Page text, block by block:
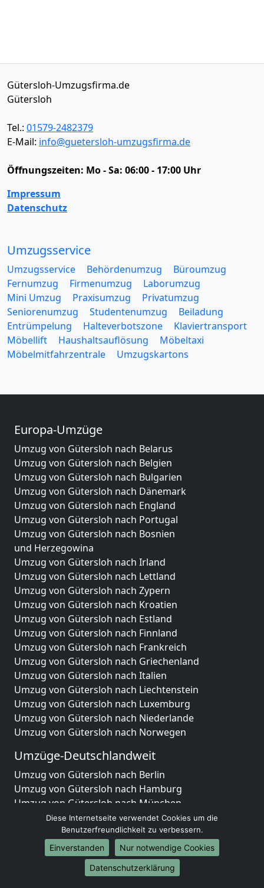
Gütersloh-Umzugsfirma.de
Gütersloh
Tel.: 01579-2482379
E-Mail: info@guetersloh-umzugsfirma.de
Öffnungszeiten: Mo - Sa: 06:00 - 17:00 Uhr
Impressum
Datenschutz
Umzugsservice
Umzugsservice Behördenumzug
Büroumzug
Fernumzug
Firmenumzug
Laborumzug
Mini Umzug
Praxisumzug
Privatumzug
Seniorenumzug
Studentenumzug
Beiladung
Entrümpelung
Halteverbotszone
Klaviertransport
Möbellift
Haushaltsauflösung
Möbeltaxi
Möbelmitfahrzentrale
Umzugskartons
Europa-Umzüge
Umzug von Gütersloh nach Belarus
Umzug von Gütersloh nach Belgien
Umzug von Gütersloh nach Bulgarien
Umzug von Gütersloh nach Dänemark
Umzug von Gütersloh nach England
Umzug von Gütersloh nach Portugal
Umzug von Gütersloh nach Bosnien
und Herzegowina
Umzug von Gütersloh nach Irland
Umzug von Gütersloh nach Lettland
Umzug von Gütersloh nach Zypern
Umzug von Gütersloh nach Kroatien
Umzug von Gütersloh nach Estland
Umzug von Gütersloh nach Finnland
Umzug von Gütersloh nach Frankreich
Umzug von Gütersloh nach Griechenland
Umzug von Gütersloh nach Italien
Umzug von Gütersloh nach Liechtenstein
Umzug von Gütersloh nach Luxemburg
Umzug von Gütersloh nach Niederlande
Umzug von Gütersloh nach Norwegen
Umzüge-Deutschlandweit
Umzug von Gütersloh nach Berlin
Umzug von Gütersloh nach Hamburg
Umzug von Gütersloh nach München
Umzug von Gütersloh nach Köln
Umzug von Gütersloh nach Frankfurt am Main
Umzug von Gütersloh nach Stuttgart
Umzug von Gütersloh nach Düsseldorf
Umzug von Gütersloh nach Leipzig
Diese Internetseite verwendet Cookies um die
Benutzerfreundlichkeit zu verbessern.
Einverstanden
Nur notwendige Cookies
Datenschutzerklärung